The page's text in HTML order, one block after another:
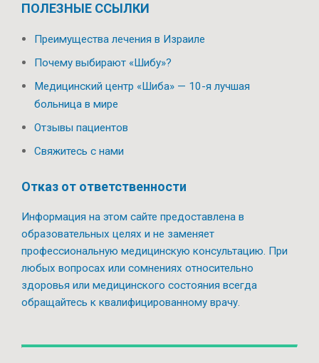
ПОЛЕЗНЫЕ ССЫЛКИ
Преимущества лечения в Израиле
Почему выбирают «Шибу»?
Медицинский центр «Шиба» — 10-я лучшая
больница в мире
Отзывы пациентов
Свяжитесь с нами
Отказ от ответственности
Информация на этом сайте предоставлена в
образовательных целях и не заменяет
профессиональную медицинскую консультацию. При
любых вопросах или сомнениях относительно
здоровья или медицинского состояния всегда
обращайтесь к квалифицированному врачу.